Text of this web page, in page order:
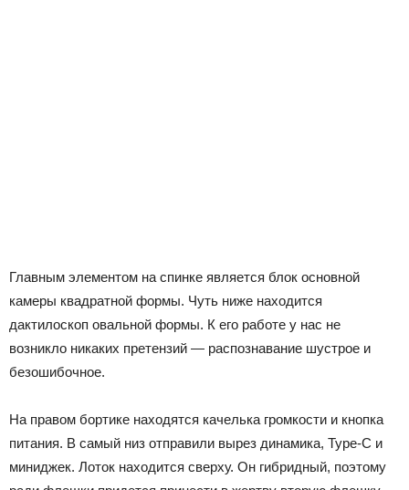
Главным элементом на спинке является блок основной
камеры квадратной формы. Чуть ниже находится
дактилоскоп овальной формы. К его работе у нас не
возникло никаких претензий — распознавание шустрое и
безошибочное.
На правом бортике находятся качелька громкости и кнопка
питания. В самый низ отправили вырез динамика, Type-C и
миниджек. Лоток находится сверху. Он гибридный, поэтому